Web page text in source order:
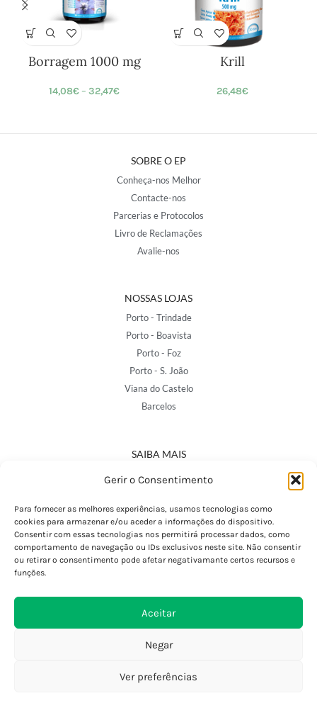
Gerir o Consentimento
Para fornecer as melhores experiências, usamos tecnologias como
cookies para armazenar e/ou aceder a informações do dispositivo.
Consentir com essas tecnologias nos permitirá processar dados, como
comportamento de navegação ou IDs exclusivos neste site. Não consentir
ou retirar o consentimento pode afetar negativamante certos recursos e
funções.
Aceitar
Negar
Ver preferências
Borragem 1000 mg
14,08€ – 32,47€
Krill
26,48€
SOBRE O EP
Conheça-nos Melhor
Contacte-nos
Parcerias e Protocolos
Livro de Reclamações
Avalie-nos
NOSSAS LOJAS
Porto - Trindade
Porto - Boavista
Porto - Foz
Porto - S. João
Viana do Castelo
Barcelos
SAIBA MAIS
Política de Privacidade
Termos e Condições
Perguntas Frequentes
Custos de Envio
Encomendas Internacionais
Devoluções e Trocas